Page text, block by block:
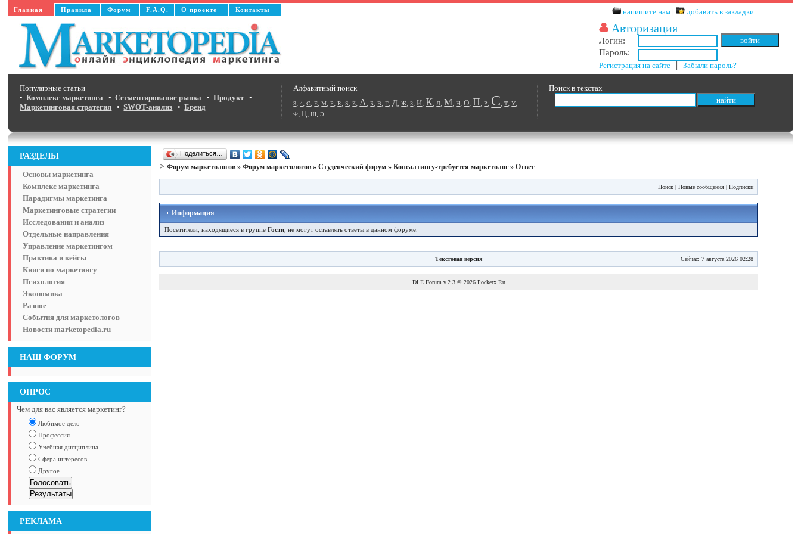
Главная Правила Форум F.A.Q. О проекте Контакты напишите нам| добавить в закладки
Авторизация
Логин:
Пароль:
Регистрация на сайте │Забыли пароль?
Поиск в текстах
Алфавитный поиск
3,4,C,E,M,P,R,S,Z,А,Б,В,Г,Д,Ж,З,И,К,Л,М,Н,О,П,Р, С,Т,У,
Ф,Ц,Ш,Э
Популярные статьи
•Комплекс маркетинга •Сегментирование рынка •Продукт•
Маркетинговая стратегия •SWOT-анализ •Бренд
РАЗДЕЛЫ
Основы маркетинга
Комплекс маркетинга
Парадигмы маркетинга
Маркетинговые стратегии
Исследования и анализ
Отдельные направления
Управление маркетингом
Практика и кейсы
Книги по маркетингу
Психология
Экономика
Разное
События для маркетологов
Новости marketopedia.ru
НАШ ФОРУМ
ОПРОС
Чем для вас является маркетинг?
Любимое дело
Профессия
Учебная дисциплина
Сфера интересов
Другое
РЕКЛАМА
Поделиться…
Форум маркетологов »Форум маркетологов »Студенческий форум »Консалтингу-требуется маркетолог» Ответ
Поиск |Новые сообщения |Подписки
Информация
Посетители, находящиеся в группеГости , не могут оставлять ответы в данном форуме.
Текстовая версия Сейчас: 7 августа 2026 02:28
DLE Forum v.2.3 © 2026 Pocketx.Ru